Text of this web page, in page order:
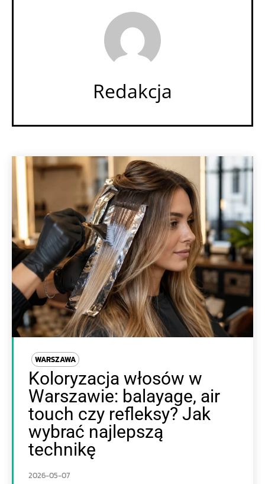
Redakcja
WARSZAWA
Koloryzacja włosów w
Warszawie: balayage, air
touch czy refleksy? Jak
wybrać najlepszą
technikę
2026-05-07